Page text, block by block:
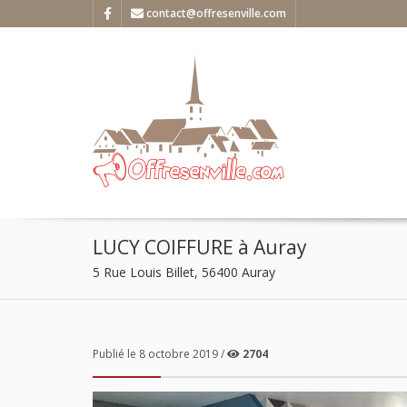
contact@offresenville.com
LUCY COIFFURE à Auray
5 Rue Louis Billet, 56400 Auray
Publié le 8 octobre 2019 / 2704